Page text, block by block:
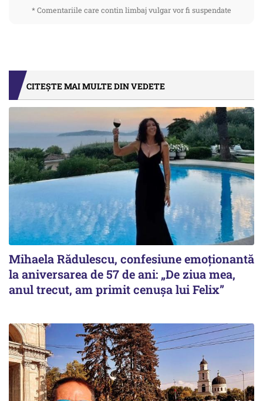
* Comentariile care contin limbaj vulgar vor fi suspendate
CITEȘTE MAI MULTE DIN VEDETE
Mihaela Rădulescu, confesiune emoționantă
la aniversarea de 57 de ani: „De ziua mea,
anul trecut, am primit cenușa lui Felix”